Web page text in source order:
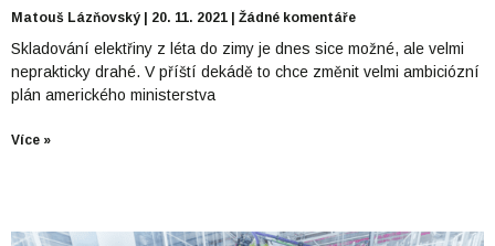
Matouš Lázňovský 20. 11. 2021 Žádné komentáře
Skladování elektřiny z léta do zimy je dnes sice možné, ale velmi
neprakticky drahé. V příští dekádě to chce změnit velmi ambiciózní
plán amerického ministerstva
Více »